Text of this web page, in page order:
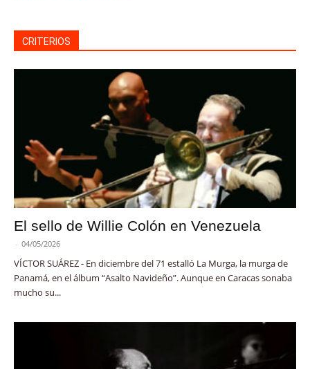
CRITERIOS
El sello de Willie Colón en Venezuela
- 04/05/2026
VÍCTOR SUÁREZ - En diciembre del 71 estalló La Murga, la murga de
Panamá, en el álbum “Asalto Navideño”. Aunque en Caracas sonaba
mucho su...